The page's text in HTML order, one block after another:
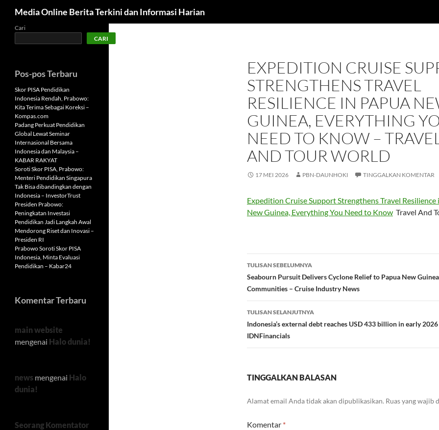
Langsung
Media Online Berita Terkini dan Informasi Harian
EXPEDITION CRUISE
STRENGTHENS TRAVEL
RESILIENCE IN PAPUA
GUINEA, EVERYTHING
NEED TO KNOW – TRAVEL
AND TOUR WORLD
17 MEI 2026 PBN-DAUNHOKI TINGGALKAN KOMENTAR
Expedition Cruise Support Strengthens Travel Resilience
New Guinea, Everything You Need to Know Travel And
Navigasi
Tulisan
TULISAN SEBELUMNYA
Seabourn Pursuit Delivers Cyclone Relief to Papua New Guinea
Communities – Cruise Industry News
TULISAN SELANJUTNYA
Indonesia’s external debt reaches USD 433 billion in early 2026
IDNFinancials
TINGGALKAN BALASAN
Alamat email Anda tidak akan dipublikasikan. Ruas yang wajib
Komentar *
Cari
CARI
Pos-pos Terbaru
Skor PISA Pendidikan
Indonesia Rendah, Prabowo:
Kita Terima Sebagai Koreksi –
Kompas.com
Padang Perkuat Pendidikan
Global Lewat Seminar
Internasional Bersama
Indonesia dan Malaysia –
KABAR RAKYAT
Soroti Skor PISA, Prabowo:
Menteri Pendidikan Singapura
Tak Bisa dibandingkan dengan
Indonesia – InvestorTrust
Presiden Prabowo:
Peningkatan Investasi
Pendidikan Jadi Langkah Awal
Mendorong Riset dan Inovasi –
Presiden RI
Prabowo Soroti Skor PISA
Indonesia, Minta Evaluasi
Pendidikan – Kabar24
Komentar Terbaru
main website
mengenai Halo dunia!
news mengenai Halo
dunia!
Seorang Komentator